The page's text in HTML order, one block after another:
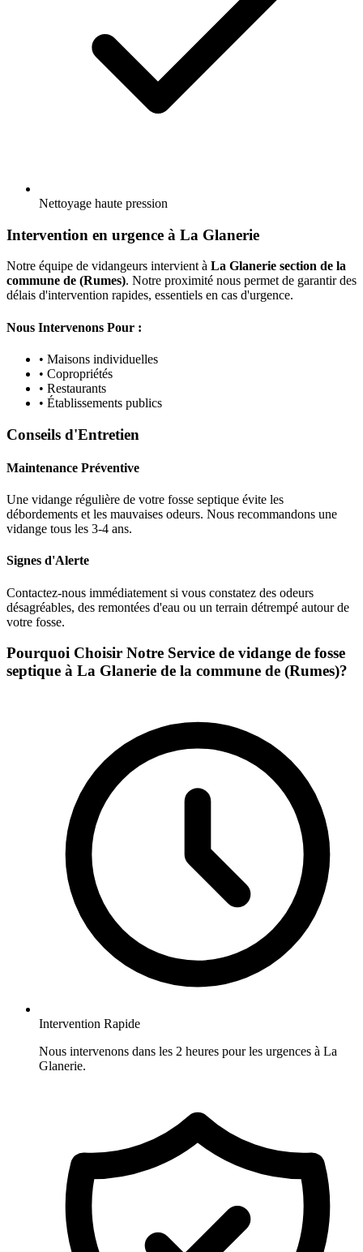
Nettoyage haute pression
Intervention en urgence à La Glanerie
Notre équipe de vidangeurs intervient à La Glanerie section de la
commune de (Rumes). Notre proximité nous permet de garantir des
délais d'intervention rapides, essentiels en cas d'urgence.
Nous Intervenons Pour :
• Maisons individuelles
• Copropriétés
• Restaurants
• Établissements publics
Conseils d'Entretien
Maintenance Préventive
Une vidange régulière de votre fosse septique évite les
débordements et les mauvaises odeurs. Nous recommandons une
vidange tous les 3-4 ans.
Signes d'Alerte
Contactez-nous immédiatement si vous constatez des odeurs
désagréables, des remontées d'eau ou un terrain détrempé autour de
votre fosse.
Pourquoi Choisir Notre Service de vidange de fosse
septique à La Glanerie de la commune de (Rumes)?
Intervention Rapide
Nous intervenons dans les 2 heures pour les urgences à La
Glanerie.